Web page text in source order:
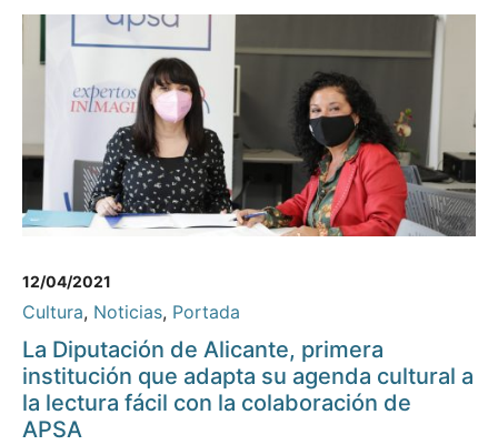
12/04/2021
Cultura, Noticias, Portada
La Diputación de Alicante, primera
institución que adapta su agenda cultural a
la lectura fácil con la colaboración de
APSA